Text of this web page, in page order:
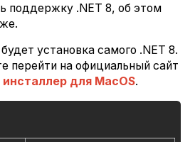
поддержку .NET 8, об этом
установка самого .NET 8.
перейти на официальный сайт
инсталлер для MacOS.